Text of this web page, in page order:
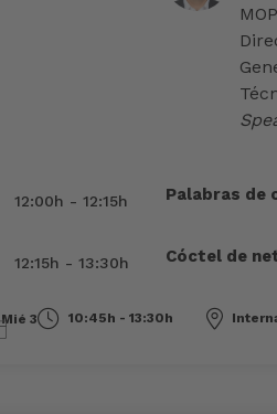
12:00h - 12:15h Palabras de
12:15h - 13:30h Cóctel de
Mié 3 10:45h - 13:30h